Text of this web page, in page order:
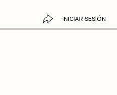
INICIAR SESIÓN